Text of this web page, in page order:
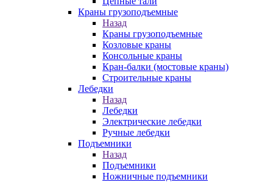
Краны грузоподъемные
Назад
Краны грузоподъемные
Козловые краны
Консольные краны
Кран-балки (мостовые краны)
Строительные краны
Лебедки
Назад
Лебедки
Электрические лебедки
Ручные лебедки
Подъемники
Назад
Подъемники
Ножничные подъемники